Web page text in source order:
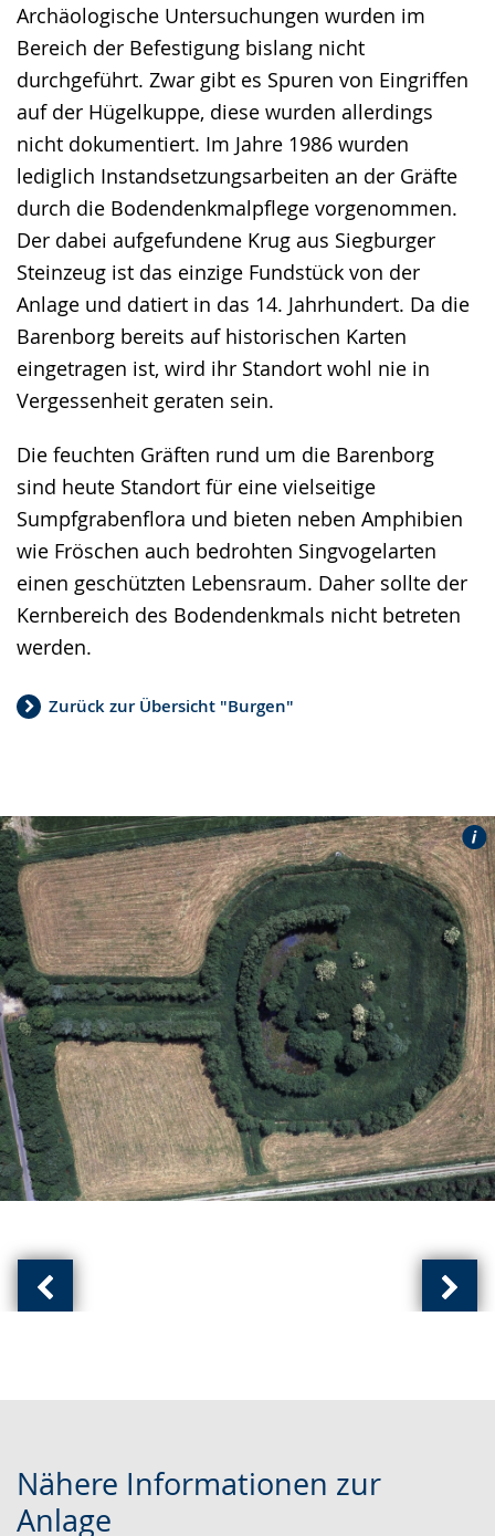
Archäologische Untersuchungen wurden im
Bereich der Befestigung bislang nicht
durchgeführt. Zwar gibt es Spuren von Eingriffen
auf der Hügelkuppe, diese wurden allerdings
nicht dokumentiert. Im Jahre 1986 wurden
lediglich Instandsetzungsarbeiten an der Gräfte
durch die Bodendenkmalpflege vorgenommen.
Der dabei aufgefundene Krug aus Siegburger
Steinzeug ist das einzige Fundstück von der
Anlage und datiert in das 14. Jahrhundert. Da die
Barenborg bereits auf historischen Karten
eingetragen ist, wird ihr Standort wohl nie in
Vergessenheit geraten sein.
Die feuchten Gräften rund um die Barenborg
sind heute Standort für eine vielseitige
Sumpfgrabenflora und bieten neben Amphibien
wie Fröschen auch bedrohten Singvogelarten
einen geschützten Lebensraum. Daher sollte der
Kernbereich des Bodendenkmals nicht betreten
werden.
Zurück zur Übersicht "Burgen"
Vorherige
von
von
Nähere Informationen zur
Anlage